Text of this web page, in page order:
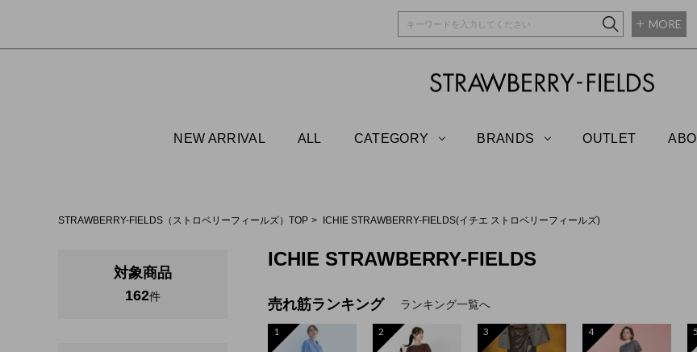
MORE
NEW ARRIVAL ALL CATEGORY BRANDS OUTLET
STRAWBERRY-FIELDS（ストロベリーフィールズ）TOP ICHIE STRAWBERRY-FIELDS(イチエ ストロベリーフィールズ)
対象商品
162件
ICHIE STRAWBERRY-FIELDS
売れ筋ランキング ランキング一覧へ
1 2 3 4 5